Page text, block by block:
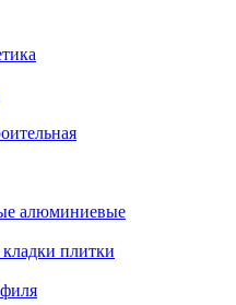
алюминиевые
плитки